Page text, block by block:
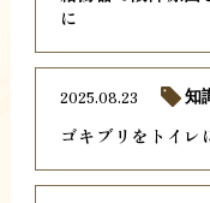
に
ゴキブリをトイレ
2025.08.23 知